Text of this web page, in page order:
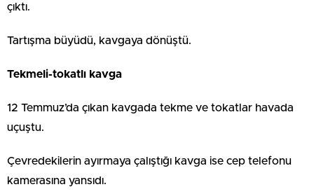
çıktı.
Tartışma büyüdü, kavgaya dönüştü.
Tekmeli-tokatlı kavga
12 Temmuz’da çıkan kavgada tekme ve tokatlar havada
uçuştu.
Çevredekilerin ayırmaya çalıştığı kavga ise cep telefonu
kamerasına yansıdı.